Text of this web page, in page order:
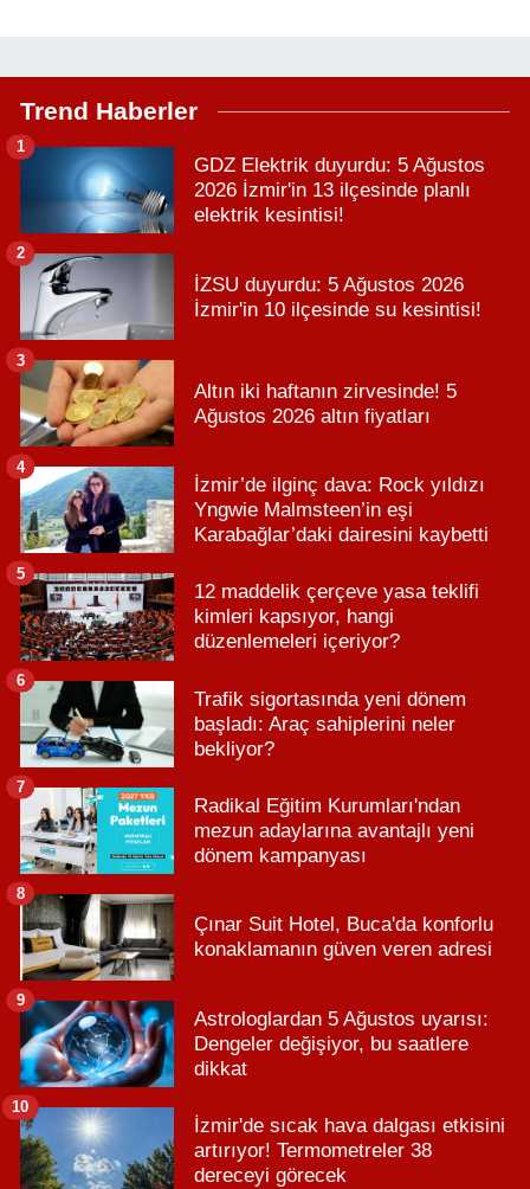
Trend Haberler
GDZ Elektrik duyurdu: 5 Ağustos
2026 İzmir'in 13 ilçesinde planlı
elektrik kesintisi!
1
İZSU duyurdu: 5 Ağustos 2026
İzmir'in 10 ilçesinde su kesintisi!
2
Altın iki haftanın zirvesinde! 5
Ağustos 2026 altın fiyatları
3
İzmir’de ilginç dava: Rock yıldızı
Yngwie Malmsteen’in eşi
Karabağlar’daki dairesini kaybetti
4
12 maddelik çerçeve yasa teklifi
kimleri kapsıyor, hangi
düzenlemeleri içeriyor?
5
Trafik sigortasında yeni dönem
başladı: Araç sahiplerini neler
bekliyor?
6
Radikal Eğitim Kurumları'ndan
mezun adaylarına avantajlı yeni
dönem kampanyası
7
Çınar Suit Hotel, Buca'da konforlu
konaklamanın güven veren adresi
8
Astrologlardan 5 Ağustos uyarısı:
Dengeler değişiyor, bu saatlere
dikkat
9
İzmir'de sıcak hava dalgası etkisini
artırıyor! Termometreler 38
dereceyi görecek
10